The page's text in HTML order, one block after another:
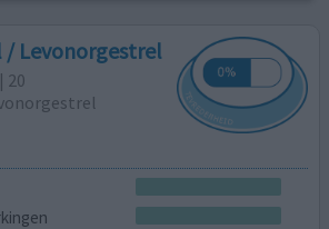
Levonorgestrel
20